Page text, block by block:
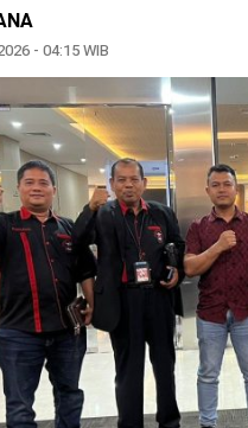
- 04:15 WIB